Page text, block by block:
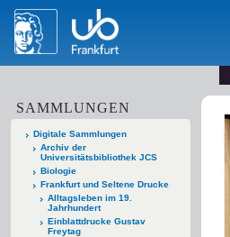
SAMMLUNGEN
Digitale Sammlungen
Archiv der
Universitätsbibliothek JCS
Biologie
Frankfurt und Seltene Drucke
Alltagsleben im 19.
Jahrhundert
Einblattdrucke Gustav
Freytag